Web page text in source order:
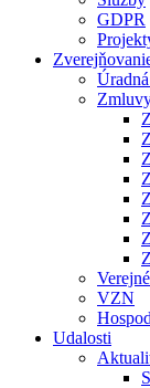
GDPR
VZN
Udalosti